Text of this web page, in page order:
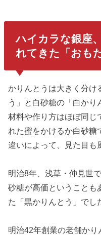
ハイカラな銀座
れてきた「おも
かりんとうは大きく分け
う」と白砂糖の「白かり
材料や作り方はほぼ同じ
れた蜜をかけるか白砂糖
違いによって、見た目も
明治8年、浅草・仲見世
砂糖が高価ということも
た「黒かりんとう」でし
明治42年創業の老舗か